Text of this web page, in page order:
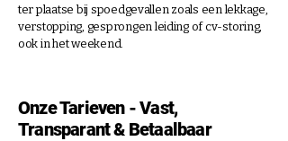
ter plaatse bij spoedgevallen zoals een lekkage,
verstopping, gesprongen leiding of cv-storing,
ook in het weekend.
Onze Tarieven - Vast,
Transparant & Betaalbaar